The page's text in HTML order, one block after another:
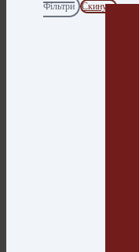
Фільтри
Скинути